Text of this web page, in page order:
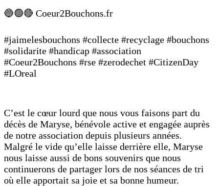
🔵🟢🔴 Coeur2Bouchons.fr
#jaimelesbouchons #collecte #recyclage #bouchons
#solidarite #handicap #association
#Coeur2Bouchons #rse #zerodechet #CitizenDay
#LOreal
C’est le cœur lourd que nous vous faisons part du
décès de Maryse, bénévole active et engagée auprès
de notre association depuis plusieurs années.
Malgré le vide qu’elle laisse derrière elle, Maryse
nous laisse aussi de bons souvenirs que nous
continuerons de partager lors de nos séances de tri
où elle apportait sa joie et sa bonne humeur.